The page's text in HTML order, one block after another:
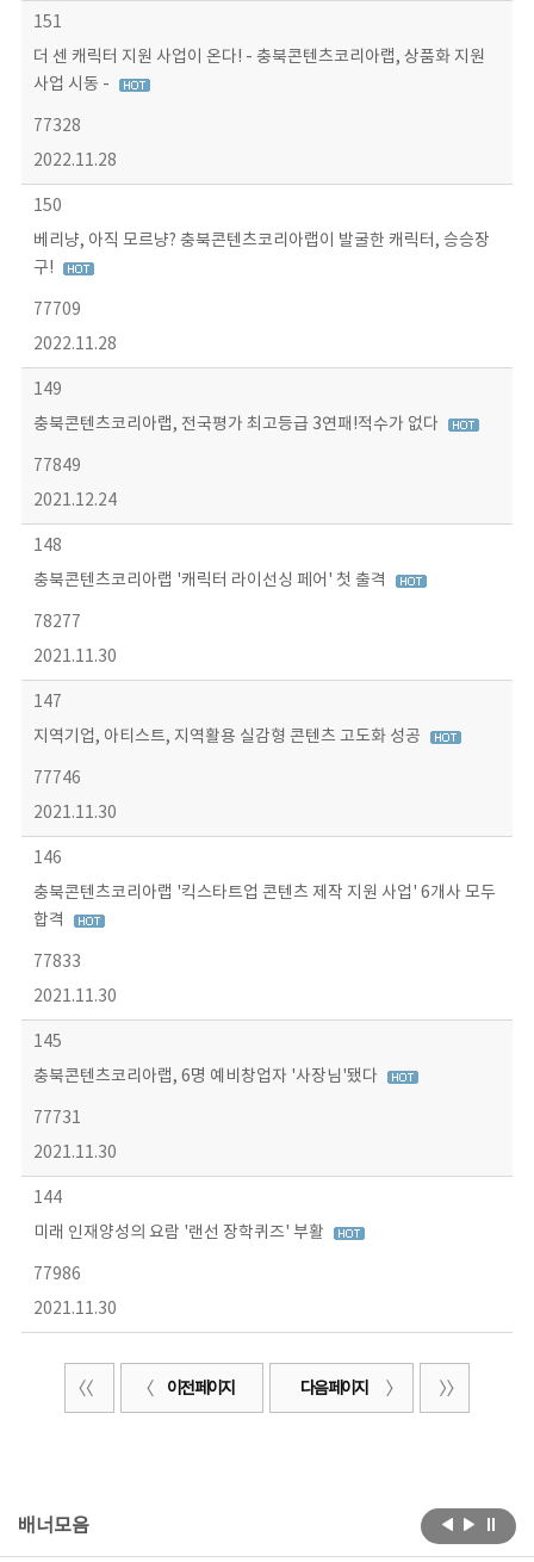
151
더 센 캐릭터 지원 사업이 온다! - 충북콘텐츠코리아랩, 상품화 지원
사업 시동 -
77328
2022.11.28
150
베리냥, 아직 모르냥? 충북콘텐츠코리아랩이 발굴한 캐릭터, 승승장
구!
77709
2022.11.28
149
충북콘텐츠코리아랩, 전국평가 최고등급 3연패!적수가 없다
77849
2021.12.24
148
충북콘텐츠코리아랩 '캐릭터 라이선싱 페어' 첫 출격
78277
2021.11.30
147
지역기업, 아티스트, 지역활용 실감형 콘텐츠 고도화 성공
77746
2021.11.30
146
충북콘텐츠코리아랩 '킥스타트업 콘텐츠 제작 지원 사업' 6개사 모두
합격
77833
2021.11.30
145
충북콘텐츠코리아랩, 6명 예비창업자 '사장님'됐다
77731
2021.11.30
144
미래 인재양성의 요람 '랜선 장학퀴즈' 부활
77986
2021.11.30
이전 페이지 다음 페이지
배너모음